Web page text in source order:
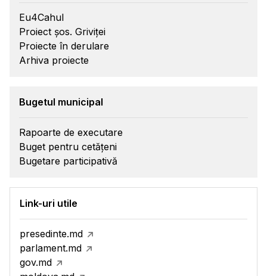
Eu4Cahul
Proiect șos. Griviței
Proiecte în derulare
Arhiva proiecte
Bugetul municipal
Rapoarte de executare
Buget pentru cetățeni
Bugetare participativă
Link-uri utile
presedinte.md
parlament.md
gov.md